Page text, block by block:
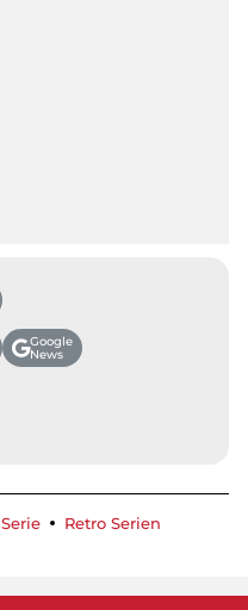
Google
News
Serie Retro Serien